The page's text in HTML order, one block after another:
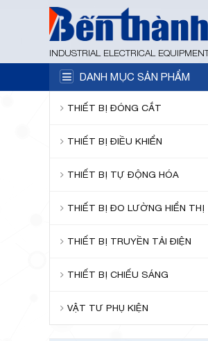
INDUSTRIAL ELECTRICAL
DANH MỤC SẢN PHẨM
THIẾT BỊ ĐÓNG CẮT
THIẾT BỊ ĐIỀU KHIỂN
THIẾT BỊ TỰ ĐỘNG HÓA
THIẾT BỊ ĐO LƯỜNG HIỂN THỊ
THIẾT BỊ TRUYỀN TẢI ĐIỆN
THIẾT BỊ CHIẾU SÁNG
VẬT TƯ PHỤ KIỆN